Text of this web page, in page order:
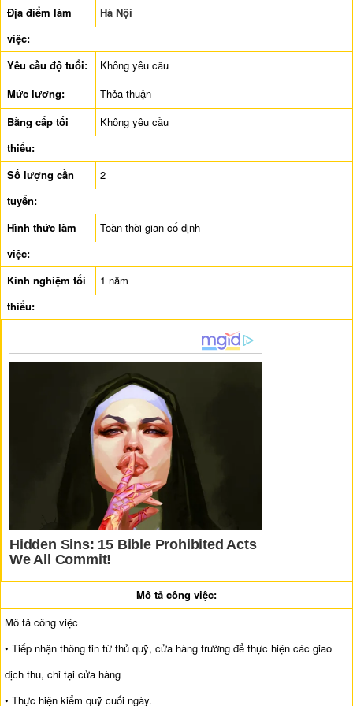
Địa điểm làm
việc:
Hà Nội
Yêu cầu độ tuổi:
Không yêu cầu
Mức lương:
Thỏa thuận
Bằng cấp tối
thiểu:
Không yêu cầu
Số lượng cần
tuyển:
2
Hình thức làm
việc:
Toàn thời gian cố định
Kinh nghiệm tối
thiểu:
1 năm
Mô tả công việc:
Mô tả công việc
• Tiếp nhận thông tin từ thủ quỹ, cửa hàng trưởng để thực hiện các giao
dịch thu, chi tại cửa hàng
• Thực hiện kiểm quỹ cuối ngày.